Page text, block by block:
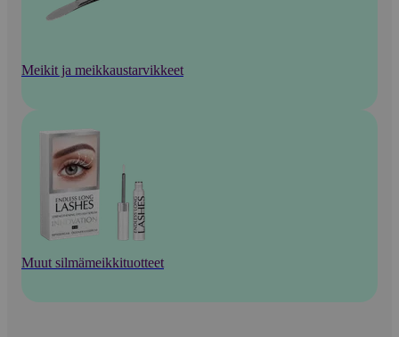
Meikit ja meikkaustarvikkeet
Muut silmämeikkituotteet